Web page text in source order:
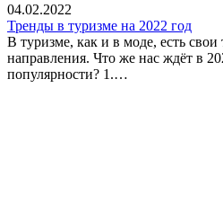
04.02.2022
Тренды в туризме на 2022 год
В туризме, как и в моде, есть
направления. Что же нас ждёт в
популярности? 1.…